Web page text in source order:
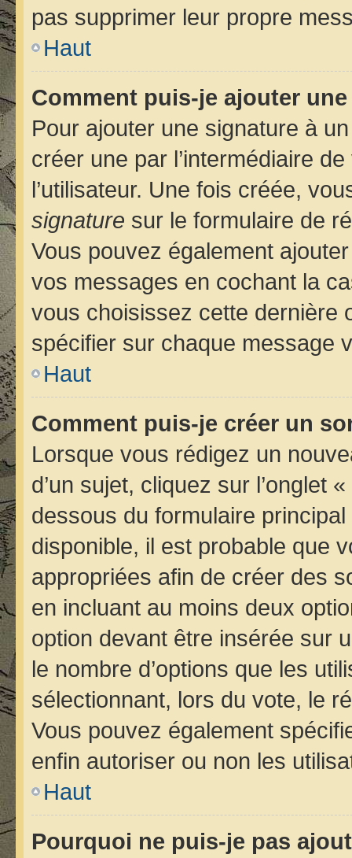
pas supprimer leur propre
Haut
Comment puis-je ajouter
Pour ajouter une signature à
créer une par l’intermédiaire
l’utilisateur. Une fois créée,
signature sur le formulaire de
Vous pouvez également
vos messages en cochant la
vous choisissez cette dernière
spécifier sur chaque message
Haut
Comment puis-je créer un
Lorsque vous rédigez un
d’un sujet, cliquez sur l’onglet
dessous du formulaire
disponible, il est probable que
appropriées afin de créer des
en incluant au moins deux
option devant être insérée sur
le nombre d’options que les
sélectionnant, lors du vote, le
Vous pouvez également
enfin autoriser ou non les
Haut
Pourquoi ne puis-je pas